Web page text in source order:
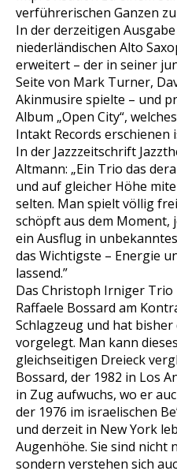
verführerischen Ganzen
In der derzeitigen
niederländischen Alto
erweitert – der in seiner
Seite von Mark Turner,
Akinmusire spielte – und
Album „Open City“,
Intakt Records erschienen
In der Jazzzeitschrift
Altmann: „Ein Trio das
und auf gleicher Hohe
selten. Man spielt vollig
schopft aus dem Moment,
ein Ausflug in
das Wichtigste – Energie
lassend.”
Das Christoph Irniger
Raffaele Bossard am
Schlagzeug und hat
vorgelegt. Man kann
gleichseitigen Dreieck
Bossard, der 1982 in Los
in Zug aufwuchs, wo er
der 1976 im israelischen
und derzeit in New York
Augenhöhe. Sie sind nicht
sondern verstehen sich